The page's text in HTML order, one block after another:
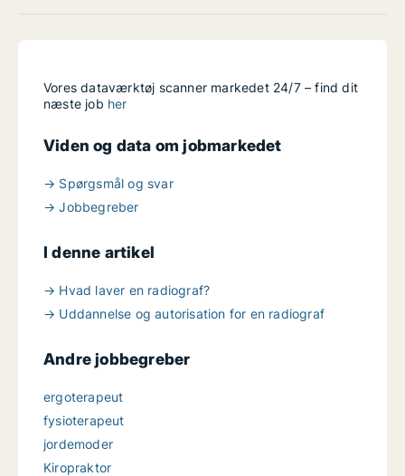
Vores dataværktøj scanner markedet 24/7 – find dit
næste job her
Viden og data om jobmarkedet
→ Spørgsmål og svar
→ Jobbegreber
I denne artikel
→ Hvad laver en radiograf?
→ Uddannelse og autorisation for en radiograf
Andre jobbegreber
ergoterapeut
fysioterapeut
jordemoder
Kiropraktor